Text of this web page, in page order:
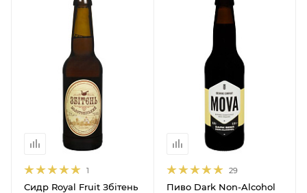
1
Сидр Royal Fruit Збітень
29
Пиво Dark Non-Alcohol